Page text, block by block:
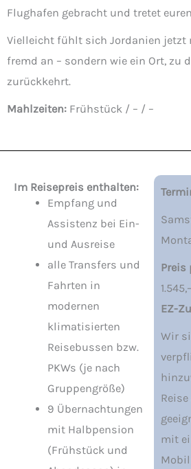
Flughafen gebracht und tretet
Vielleicht fühlt sich Jordanien jetzt
fremd an – sondern wie ein Ort, zu
zurückkehrt.
Mahlzeiten: Frühstück / – / –
Im Reisepreis enthalten:
Empfang und
Assistenz bei Ein-
und Ausreise
alle Transfers und
Fahrten in
modernen
klimatisierten
Reisebussen bzw.
PKWs (je nach
Gruppengröße)
9 Übernachtungen
mit Halbpension
(Frühstück und
Preis
EZ-
Wir
mit